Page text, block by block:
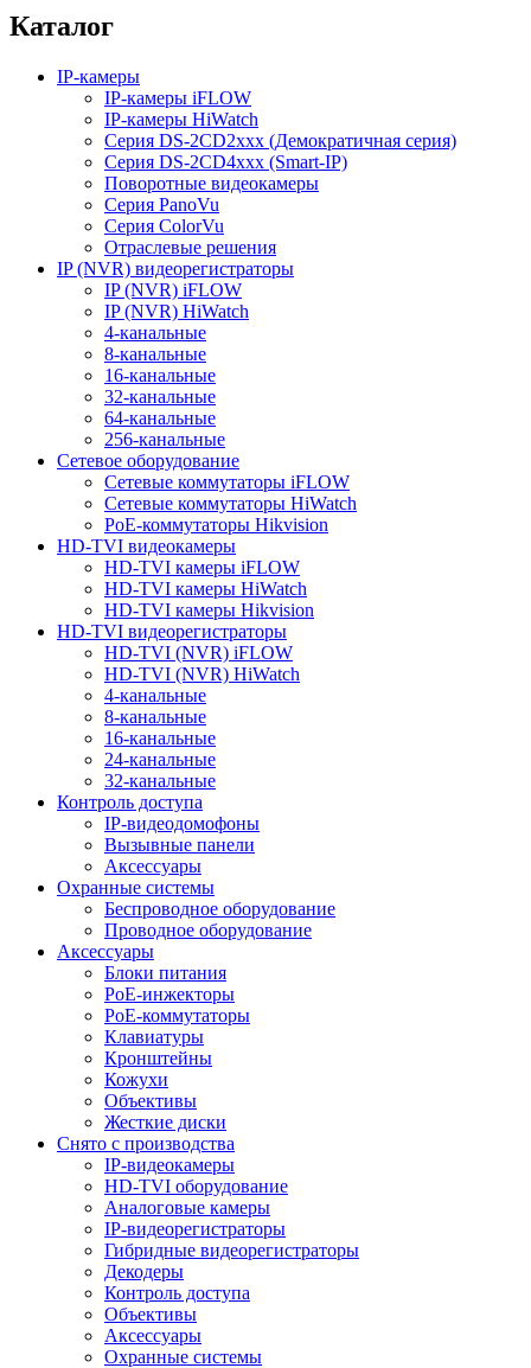
Каталог
IP-камеры
IP-камеры iFLOW
IP-камеры HiWatch
Серия DS-2CD2xxx (Демократичная серия)
Серия DS-2CD4xxx (Smart-IP)
Поворотные видеокамеры
Серия PanoVu
Серия ColorVu
Отраслевые решения
IP (NVR) видеорегистраторы
IP (NVR) iFLOW
IP (NVR) HiWatch
4-канальные
8-канальные
16-канальные
32-канальные
64-канальные
256-канальные
Сетевое оборудование
Сетевые коммутаторы iFLOW
Сетевые коммутаторы HiWatch
PoE-коммутаторы Hikvision
HD-TVI видеокамеры
HD-TVI камеры iFLOW
HD-TVI камеры HiWatch
HD-TVI камеры Hikvision
HD-TVI видеорегистраторы
HD-TVI (NVR) iFLOW
HD-TVI (NVR) HiWatch
4-канальные
8-канальные
16-канальные
24-канальные
32-канальные
Контроль доступа
IP-видеодомофоны
Вызывные панели
Аксессуары
Охранные системы
Беспроводное оборудование
Проводное оборудование
Аксессуары
Блоки питания
PoE-инжекторы
PoE-коммутаторы
Клавиатуры
Кронштейны
Кожухи
Объективы
Жесткие диски
Снято с производства
IP-видеокамеры
HD-TVI оборудование
Аналоговые камеры
IP-видеорегистраторы
Гибридные видеорегистраторы
Декодеры
Контроль доступа
Объективы
Аксессуары
Охранные системы